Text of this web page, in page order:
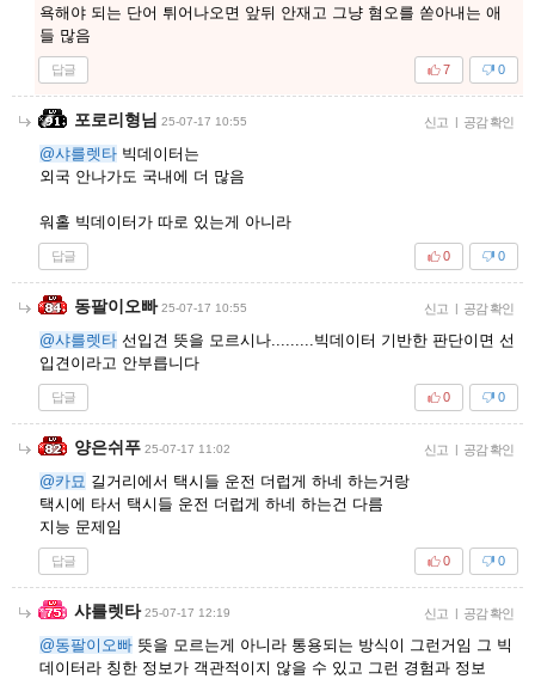
욕해야 되는 단어 튀어나오면 앞뒤 안재고 그냥 혐오를 쏟아내는 애
들 많음
답글 0
7
포로리형님 25-07-17 10:55 신고 | 공감 확인
@샤를렛타 빅데이터는
외국 안나가도 국내에 더 많음
워홀 빅데이터가 따로 있는게 아니라
답글 0
0
동팔이오빠 25-07-17 10:55 신고 | 공감 확인
@샤를렛타 선입견 뜻을 모르시나.........빅데이터 기반한 판단이면 선
입견이라고 안부릅니다
답글 0
0
양은쉬푸 25-07-17 11:02 신고 | 공감 확인
@카묘 길거리에서 택시들 운전 더럽게 하네 하는거랑
택시에 타서 택시들 운전 더럽게 하네 하는건 다름
지능 문제임
답글 0
0
샤를렛타 25-07-17 12:19 신고 | 공감 확인
@동팔이오빠 뜻을 모르는게 아니라 통용되는 방식이 그런거임 그 빅
데이터라 칭한 정보가 객관적이지 않을 수 있고 그런 경험과 정보